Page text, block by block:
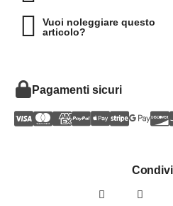
Vuoi noleggiare questo
articolo?
Pagamenti sicuri